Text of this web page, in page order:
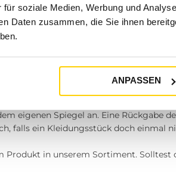
soziale Medien, Werbung und
Daten zusammen, die Sie ihnen
ANPASSEN
bei Tara-M verstehen uns als dein
bieten, die dein Potenzial jeden
und unser
online überzeugen kann? Shopping
sicher, zuverlässig und
eigenen Spiegel an. Eine Rückgabe
falls ein Kleidungsstück doch einmal
Produkt in unserem Sortiment. Solltest